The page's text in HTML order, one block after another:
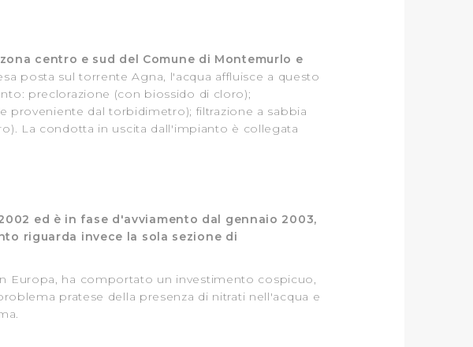
centro e sud del Comune di Montemurlo e
posta sul torrente Agna, l'acqua affluisce a questo
preclorazione (con biossido di cloro);
proveniente dal torbidimetro); filtrazione a sabbia
La condotta in uscita dall'impianto è collegata
ed è in fase d'avviamento dal gennaio 2003,
riguarda invece la sola sezione di
Europa, ha comportato un investimento cospicuo,
pratese della presenza di nitrati nell'acqua e